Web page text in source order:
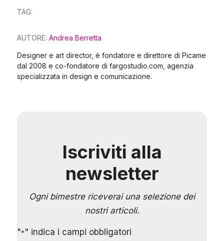
TAG:
AUTORE: Andrea Berretta
Designer e art director, è fondatore e direttore di Picame
dal 2008 e co-fondatore di fargostudio.com, agenzia
specializzata in design e comunicazione.
Iscriviti alla
newsletter
Ogni bimestre riceverai una selezione dei
nostri articoli.
"*" indica i campi obbligatori